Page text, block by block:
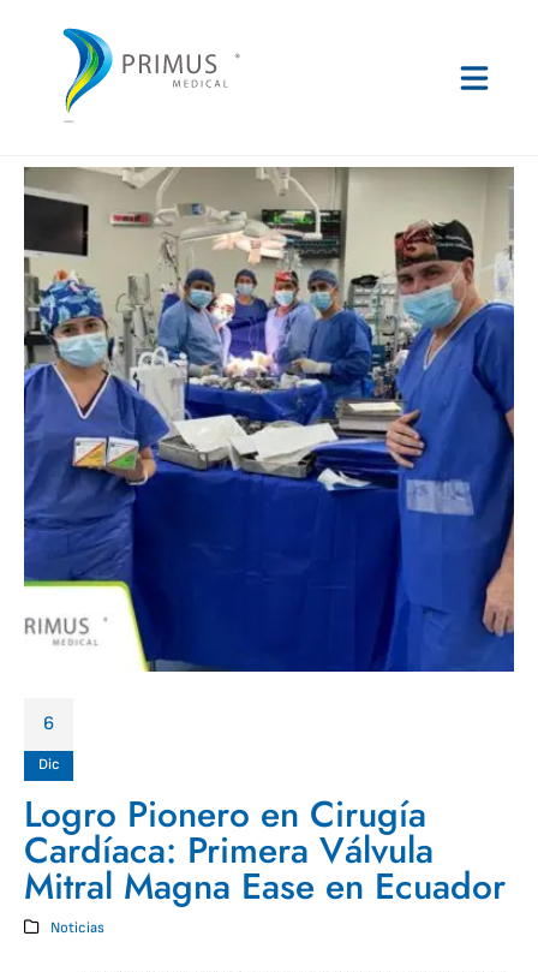
6
Dic
Logro Pionero en Cirugía
Cardíaca: Primera Válvula
Mitral Magna Ease en Ecuador
Noticias